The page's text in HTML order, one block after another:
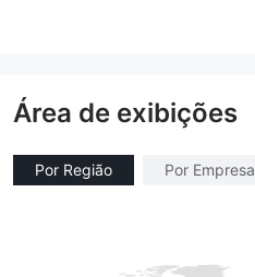
Área de exibições
Por Região Por Empresa